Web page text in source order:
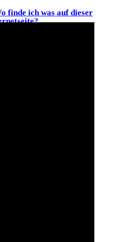
finde ich was auf dieser